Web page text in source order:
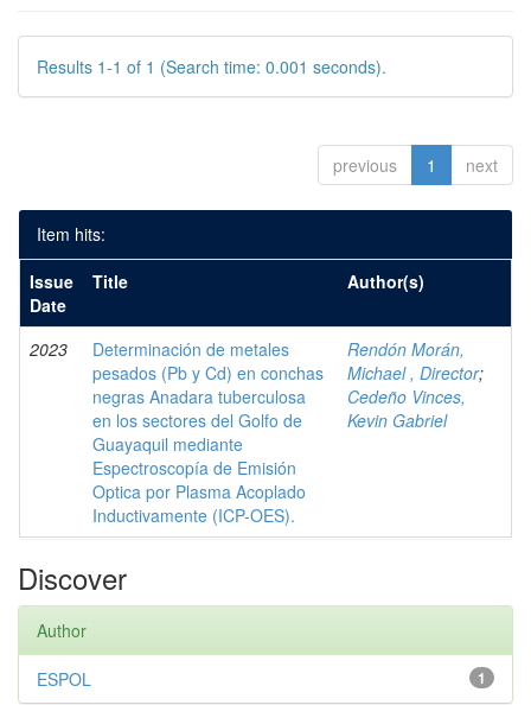
Results 1-1 of 1 (Search time: 0.001 seconds).
previous 1 next
Item hits:
Issue
Date
Title Author(s)
2023
Determinación de metales
pesados (Pb y Cd) en conchas
negras Anadara tuberculosa
en los sectores del Golfo de
Guayaquil mediante
Espectroscopía de Emisión
Optica por Plasma Acoplado
Inductivamente (ICP-OES).
Rendón Morán,
Michael , Director;
Cedeño Vinces,
Kevin Gabriel
Discover
Author
1
ESPOL